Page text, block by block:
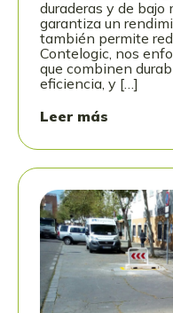
duraderas y de
garantiza un
también permite
Contelogic, nos
que combinen
eficiencia, y […]
Leer más